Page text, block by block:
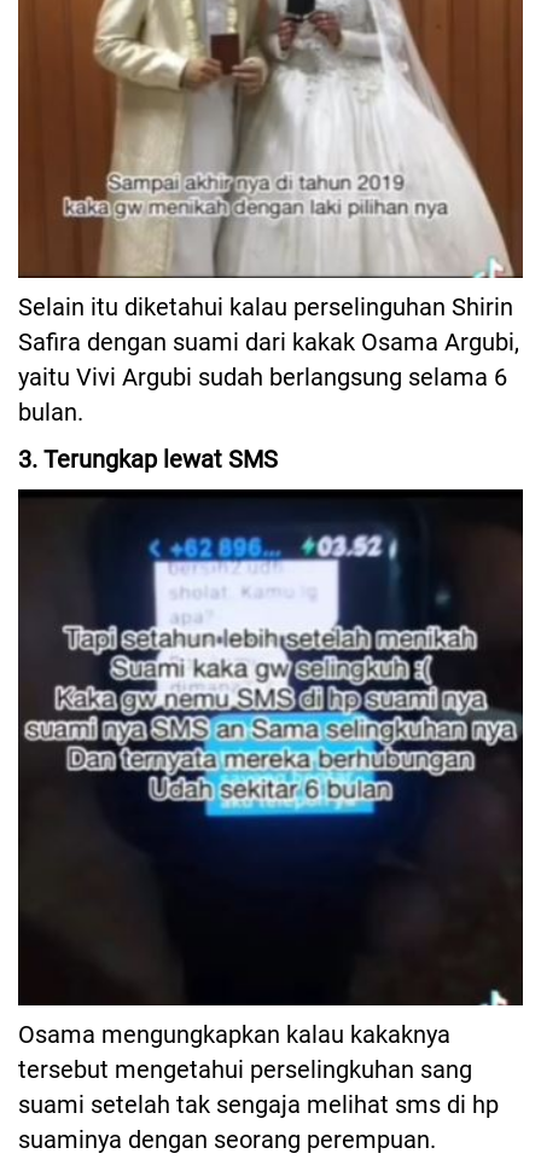
Selain itu diketahui kalau perselinguhan Shirin
Safira dengan suami dari kakak Osama Argubi,
yaitu Vivi Argubi sudah berlangsung selama 6
bulan.
3. Terungkap lewat SMS
Osama mengungkapkan kalau kakaknya
tersebut mengetahui perselingkuhan sang
suami setelah tak sengaja melihat sms di hp
suaminya dengan seorang perempuan.